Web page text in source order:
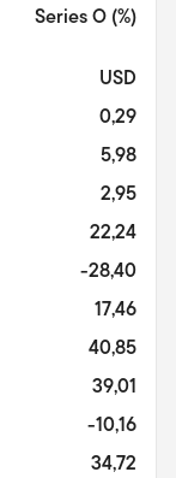
Series O (%)
USD
0,29
5,98
2,95
22,24
-28,40
17,46
40,85
39,01
-10,16
34,72